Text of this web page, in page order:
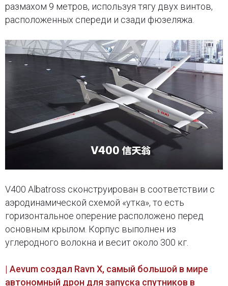
размахом 9 метров, используя тягу двух винтов,
расположенных спереди и сзади фюзеляжа.
V400 Albatross сконструирован в соответствии с
аэродинамической схемой «утка», то есть
горизонтальное оперение расположено перед
основным крылом. Корпус выполнен из
углеродного волокна и весит около 300 кг.
| Aevum создал Ravn X, самый большой в мире
автономный дрон для запуска спутников в